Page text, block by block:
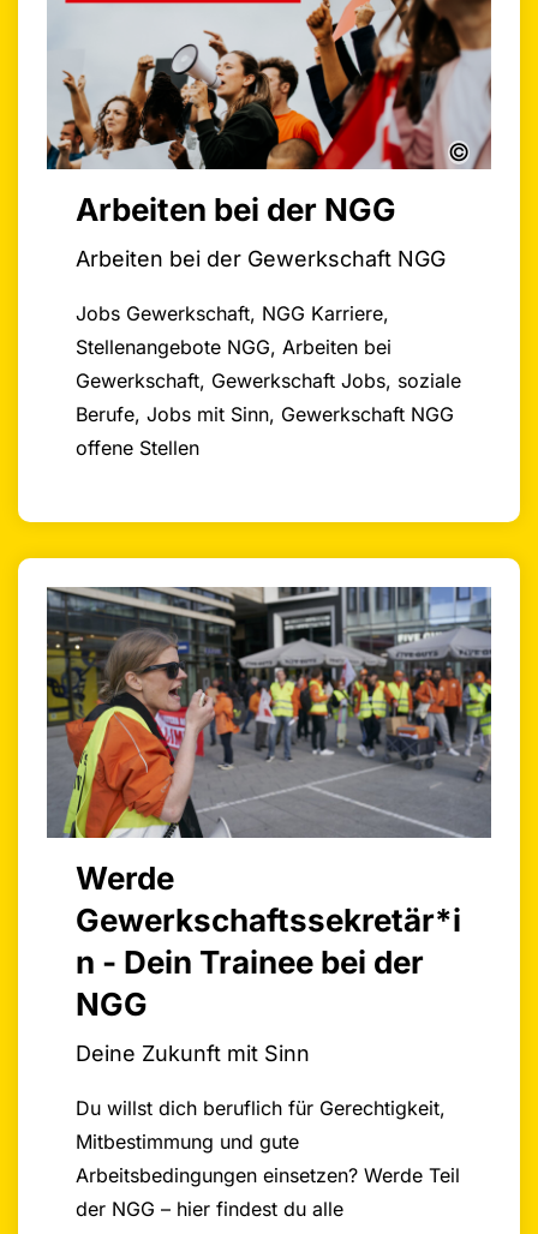
©
Arbeiten bei der NGG
Arbeiten bei der Gewerkschaft NGG
Jobs Gewerkschaft, NGG Karriere,
Stellenangebote NGG, Arbeiten bei
Gewerkschaft, Gewerkschaft Jobs, soziale
Berufe, Jobs mit Sinn, Gewerkschaft NGG
offene Stellen
Werde
Gewerkschaftssekretär*i
n - Dein Trainee bei der
NGG
Deine Zukunft mit Sinn
Du willst dich beruflich für Gerechtigkeit,
Mitbestimmung und gute
Arbeitsbedingungen einsetzen? Werde Teil
der NGG – hier findest du alle